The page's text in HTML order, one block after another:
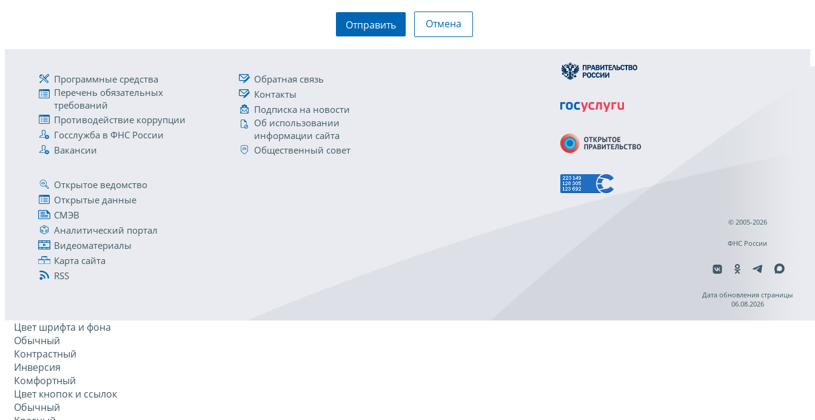
Отправить Отмена
Программные средства
Перечень обязательных
требований
Противодействие коррупции
Госслужба в ФНС России
Вакансии
Обратная связь
Контакты
Подписка на новости
Об использовании
информации сайта
Общественный совет
Открытое ведомство
Открытые данные
СМЭВ
Аналитический портал
Видеоматериалы
Карта сайта
RSS
© 2005-2026
ФНС России
Дата обновления страницы
06.08.2026
Цвет шрифта и фона
Обычный
Контрастный
Инверсия
Комфортный
Цвет кнопок и ссылок
Обычный